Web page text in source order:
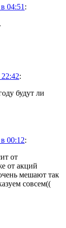
04:51 :
:
будут ли
00:12:
от
от акций
мешают так
совсем((